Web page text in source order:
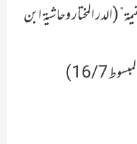
(الدر المختار وحاشية ابن
16/7)